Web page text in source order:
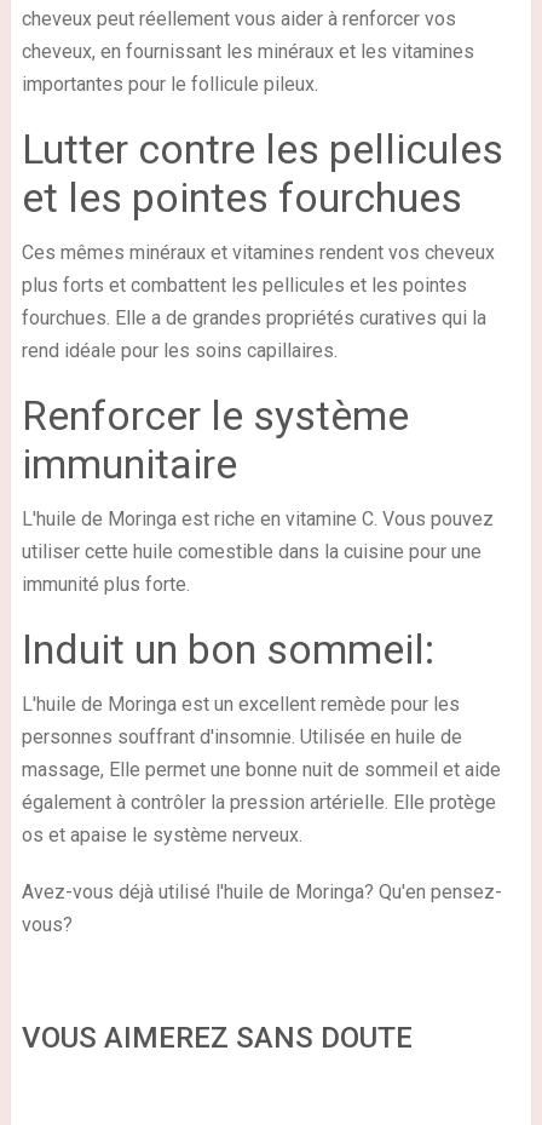
cheveux peut réellement vous aider à renforcer vos
cheveux, en fournissant les minéraux et les vitamines
importantes pour le follicule pileux.
Lutter contre les pellicules
et les pointes fourchues
Ces mêmes minéraux et vitamines rendent vos cheveux
plus forts et combattent les pellicules et les pointes
fourchues. Elle a de grandes propriétés curatives qui la
rend idéale pour les soins capillaires.
Renforcer le système
immunitaire
L'huile de Moringa est riche en vitamine C. Vous pouvez
utiliser cette huile comestible dans la cuisine pour une
immunité plus forte.
Induit un bon sommeil:
L'huile de Moringa est un excellent remède pour les
personnes souffrant d'insomnie. Utilisée en huile de
massage, Elle permet une bonne nuit de sommeil et aide
également à contrôler la pression artérielle. Elle protège
os et apaise le système nerveux.
Avez-vous déjà utilisé l'huile de Moringa? Qu'en pensez-
vous?
VOUS AIMEREZ SANS DOUTE